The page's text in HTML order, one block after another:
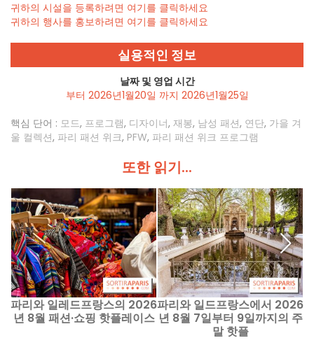
귀하의 시설을 등록하려면 여기를 클릭하세요
귀하의 행사를 홍보하려면 여기를 클릭하세요
실용적인 정보
날짜 및 영업 시간
부터 2026년1월20일 까지 2026년1월25일
핵심 단어 : 모드, 프로그램, 디자이너, 재봉, 남성 패션, 연단, 가을 겨
울 컬렉션, 파리 패션 위크, PFW, 파리 패션 위크 프로그램
또한 읽기...
파리와 일레드프랑스의 2026
년 8월 패션·쇼핑 핫플레이스
파리와 일드프랑스에서 2026
년 8월 7일부터 9일까지의 주
말 핫플